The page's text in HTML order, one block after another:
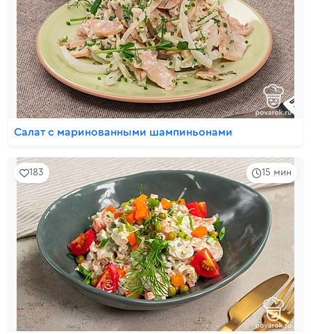
Салат с маринованными шампиньонами
15 мин
183